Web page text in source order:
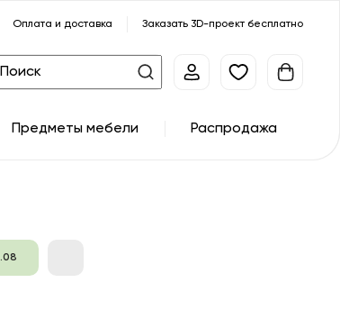
Оплата и доставка Заказать 3D-проект бесплатно
Предметы мебели Распродажа